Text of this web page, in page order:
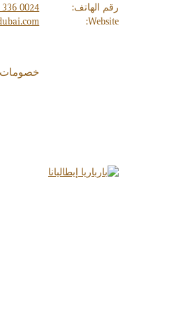
رقم الهاتف:
0024
Website:
خصومات